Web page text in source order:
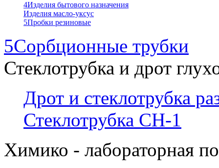
4Изделия бытового назначения
Изделия масло-уксус
5Пробки резиновые
5Сорбционные трубки
Стеклотрубка и дрот
Дрот и стеклотрубка
Стеклотрубка СН-1
Химико - лабораторная